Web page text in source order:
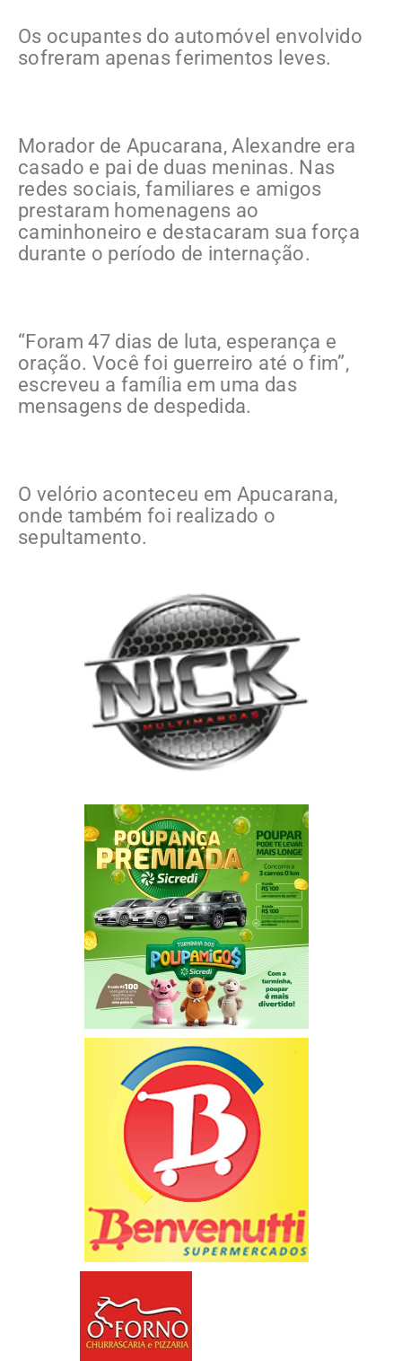
Os ocupantes do automóvel envolvido
sofreram apenas ferimentos leves.
Morador de Apucarana, Alexandre era
casado e pai de duas meninas. Nas
redes sociais, familiares e amigos
prestaram homenagens ao
caminhoneiro e destacaram sua força
durante o período de internação.
“Foram 47 dias de luta, esperança e
oração. Você foi guerreiro até o fim”,
escreveu a família em uma das
mensagens de despedida.
O velório aconteceu em Apucarana,
onde também foi realizado o
sepultamento.